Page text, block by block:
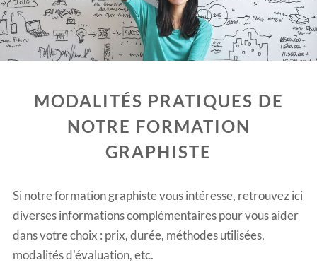
MODALITÉS PRATIQUES DE
NOTRE FORMATION
GRAPHISTE
Si notreformation graphistevous intéresse, retrouvez ici
diverses informations complémentaires pour vous aider
dans votre choix : prix, durée, méthodes utilisées,
modalités d'évaluation, etc.